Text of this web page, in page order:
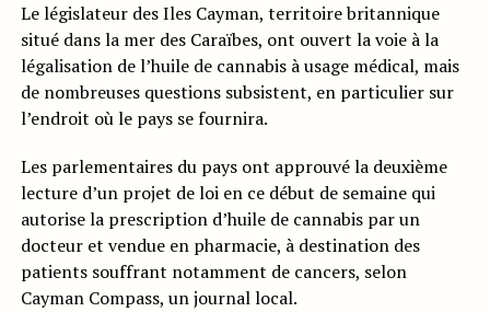
Le législateur des Iles Cayman, territoire britannique
situé dans la mer des Caraïbes, ont ouvert la voie à la
légalisation de l’huile de cannabis à usage médical, mais
de nombreuses questions subsistent, en particulier sur
l’endroit où le pays se fournira.
Les parlementaires du pays ont approuvé la deuxième
lecture d’un projet de loi en ce début de semaine qui
autorise la prescription d’huile de cannabis par un
docteur et vendue en pharmacie, à destination des
patients souffrant notamment de cancers, selon
Cayman Compass, un journal local.